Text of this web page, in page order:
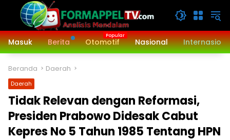
Langsung
konten
Masuk
Berita Otomotif Nasional
Beranda Daerah
Daerah
Tidak Relevan dengan Reformasi,
Presiden Prabowo Didesak Cabut
Kepres No 5 Tahun 1985 Tentang HPN